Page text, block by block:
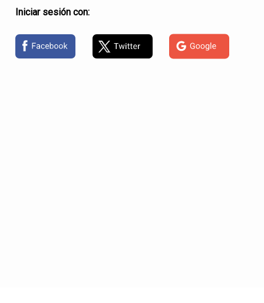
Iniciar sesión con: